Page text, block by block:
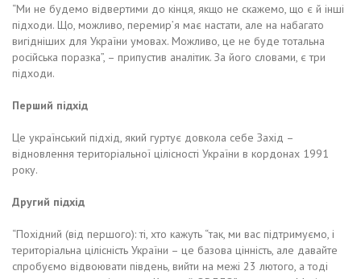
“Ми не будемо відвертими до кінця, якщо не скажемо, що є й інші
підходи. Що, можливо, перемир’я має настати, але на набагато
вигідніших для України умовах. Можливо, це не буде тотальна
російська поразка”, – припустив аналітик. За його словами, є три
підходи.
Перший підхід
Це український підхід, який гуртує довкола себе Захід –
відновлення територіальної цілісності України в кордонах 1991
року.
Другий підхід
“Похідний (від першого): ті, хто кажуть “так, ми вас підтримуємо, і
територіальна цілісність України – це базова цінність, але давайте
спробуємо відвоювати південь, вийти на межі 23 лютого, а тоді